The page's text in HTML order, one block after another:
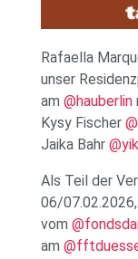
Rafaella
unser
am @hauberlin
Kysy Fischer
Jaika Bahr
Als Teil der
06/
vom
am